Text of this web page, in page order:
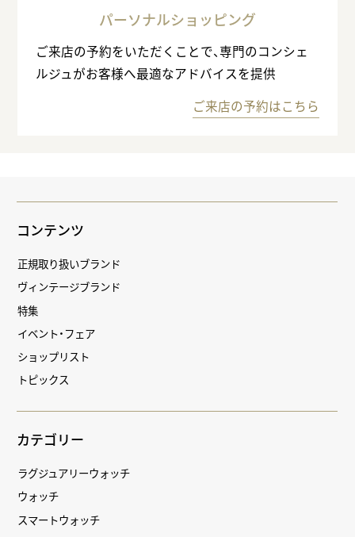
パーソナルショッピング
ご来店の予約をいただくことで、専門のコンシェ
ルジュがお客様へ最適なアドバイスを提供
ご来店の予約はこちら
コンテンツ
正規取り扱いブランド
ヴィンテージブランド
特集
イベント・フェア
ショップリスト
トピックス
カテゴリー
ラグジュアリーウォッチ
ウォッチ
スマートウォッチ